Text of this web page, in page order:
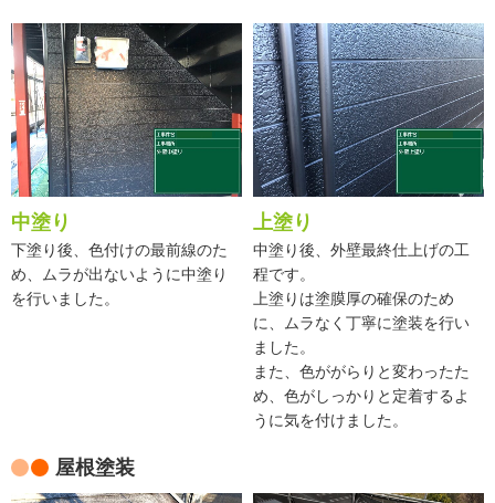
中塗り
下塗り後、色付けの最前線のた
め、ムラが出ないように中塗り
を行いました。
上塗り
中塗り後、外壁最終仕上げの工
程です。
上塗りは塗膜厚の確保のため
に、ムラなく丁寧に塗装を行い
ました。
また、色ががらりと変わったた
め、色がしっかりと定着するよ
うに気を付けました。
屋根塗装